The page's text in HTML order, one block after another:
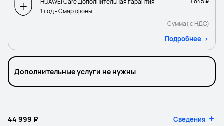
HUAWEI Care Дополнительная гарантия -
1 год - Смартфоны
Сумма( с НДС)
Подробнее
Дополнительные услуги не нужны
44 999 ₽ Сведения